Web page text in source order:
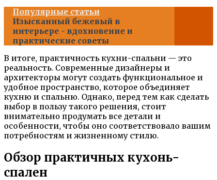
Популярные статьи
Изысканный бежевый в
интерьере - вдохновение и
практические советы
В итоге, практичность кухни-спальни — это
реальность. Современные дизайнеры и
архитекторы могут создать функциональное и
удобное пространство, которое объединяет
кухню и спальню. Однако, перед тем как сделать
выбор в пользу такого решения, стоит
внимательно продумать все детали и
особенности, чтобы оно соответствовало вашим
потребностям и жизненному стилю.
Обзор практичных кухонь-
спален